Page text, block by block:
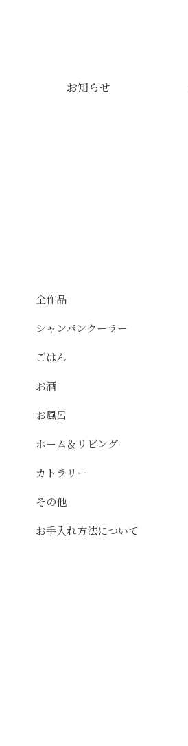
お知らせ
全作品
シャンパンクーラー
ごはん
お酒
お風呂
ホーム＆リビング
カトラリー
その他
お手入れ方法について